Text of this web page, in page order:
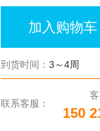
加入购物车
到货时间： 3～4周
联系客服：
150